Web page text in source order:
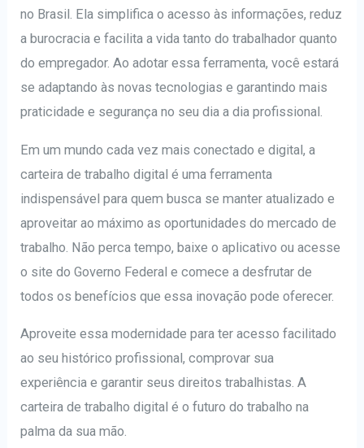
no Brasil. Ela simplifica o acesso às informações, reduz
a burocracia e facilita a vida tanto do trabalhador quanto
do empregador. Ao adotar essa ferramenta, você estará
se adaptando às novas tecnologias e garantindo mais
praticidade e segurança no seu dia a dia profissional.
Em um mundo cada vez mais conectado e digital, a
carteira de trabalho digital é uma ferramenta
indispensável para quem busca se manter atualizado e
aproveitar ao máximo as oportunidades do mercado de
trabalho. Não perca tempo, baixe o aplicativo ou acesse
o site do Governo Federal e comece a desfrutar de
todos os benefícios que essa inovação pode oferecer.
Aproveite essa modernidade para ter acesso facilitado
ao seu histórico profissional, comprovar sua
experiência e garantir seus direitos trabalhistas. A
carteira de trabalho digital é o futuro do trabalho na
palma da sua mão.